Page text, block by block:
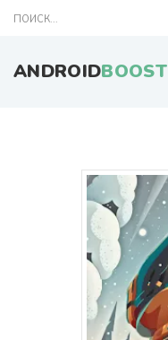
ANDROIDBOOST